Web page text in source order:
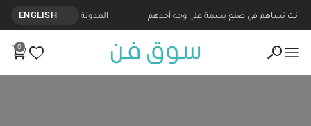
أنت تساهم في صنع بسمة على وجه أحدهم المدونة ENGLISH
0
منتجات مصنوعة يدويا من فلامنجو ريببلك - Souq Fann